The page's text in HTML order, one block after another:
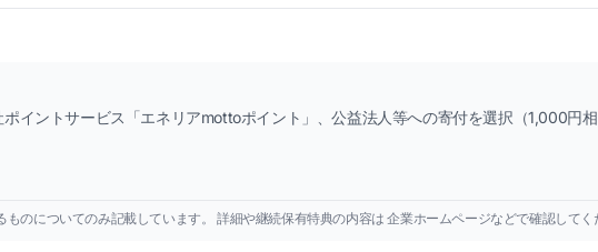
イントサービス「エネリアmottoポイント」、公益法人等への寄付を選択（1,000円
のについてのみ記載しています。 詳細や継続保有特典の内容は 企業ホームページなどで確認してく